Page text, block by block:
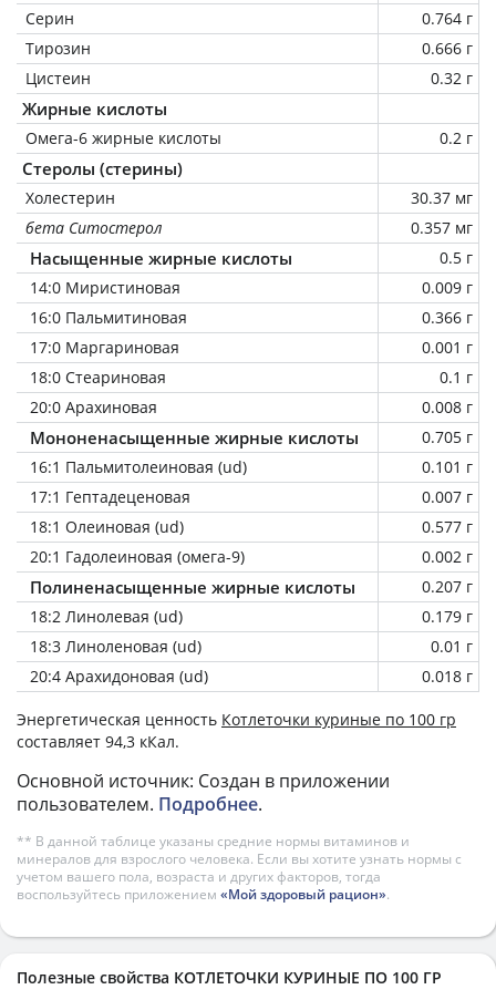
Серин
0.764 г
Тирозин
0.666 г
Цистеин
0.32 г
Жирные кислоты
Омега-6 жирные кислоты 0.2 г
Стеролы (стерины)
Холестерин
30.37 мг
бета Ситостерол
0.357 мг
Насыщенные жирные кислоты
0.5 г
14:0 Миристиновая
0.009 г
16:0 Пальмитиновая
0.366 г
17:0 Маргариновая
0.001 г
18:0 Стеариновая
0.1 г
20:0 Арахиновая
0.008 г
Мононенасыщенные жирные кислоты
0.705 г
16:1 Пальмитолеиновая (ud)
0.101 г
17:1 Гептадеценовая
0.007 г
18:1 Олеиновая (ud)
0.577 г
20:1 Гадолеиновая (омега-9)
0.002 г
Полиненасыщенные жирные кислоты
0.207 г
18:2 Линолевая (ud)
0.179 г
18:3 Линоленовая (ud)
0.01 г
20:4 Арахидоновая (ud)
0.018 г
Энергетическая ценность Котлеточки куриные по 100 гр
составляет 94,3 кКал.
Основной источник: Создан в приложении
пользователем. Подробнее.
** В данной таблице указаны средние нормы витаминов и
минералов для взрослого человека. Если вы хотите узнать нормы с
учетом вашего пола, возраста и других факторов, тогда
воспользуйтесь приложением «Мой здоровый рацион».
Полезные свойства КОТЛЕТОЧКИ КУРИНЫЕ ПО 100 ГР